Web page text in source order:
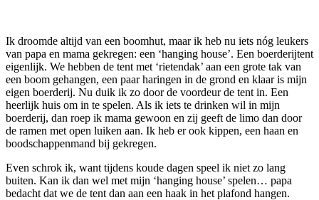
Ik droomde altijd van een boomhut, maar ik heb nu iets nóg leukers
van papa en mama gekregen: een ‘hanging house’. Een boerderijtent
eigenlijk. We hebben de tent met ‘rietendak’ aan een grote tak van
een boom gehangen, een paar haringen in de grond en klaar is mijn
eigen boerderij. Nu duik ik zo door de voordeur de tent in. Een
heerlijk huis om in te spelen. Als ik iets te drinken wil in mijn
boerderij, dan roep ik mama gewoon en zij geeft de limo dan door
de ramen met open luiken aan. Ik heb er ook kippen, een haan en
boodschappenmand bij gekregen.
Even schrok ik, want tijdens koude dagen speel ik niet zo lang
buiten. Kan ik dan wel met mijn ‘hanging house’ spelen… papa
bedacht dat we de tent dan aan een haak in het plafond hangen.